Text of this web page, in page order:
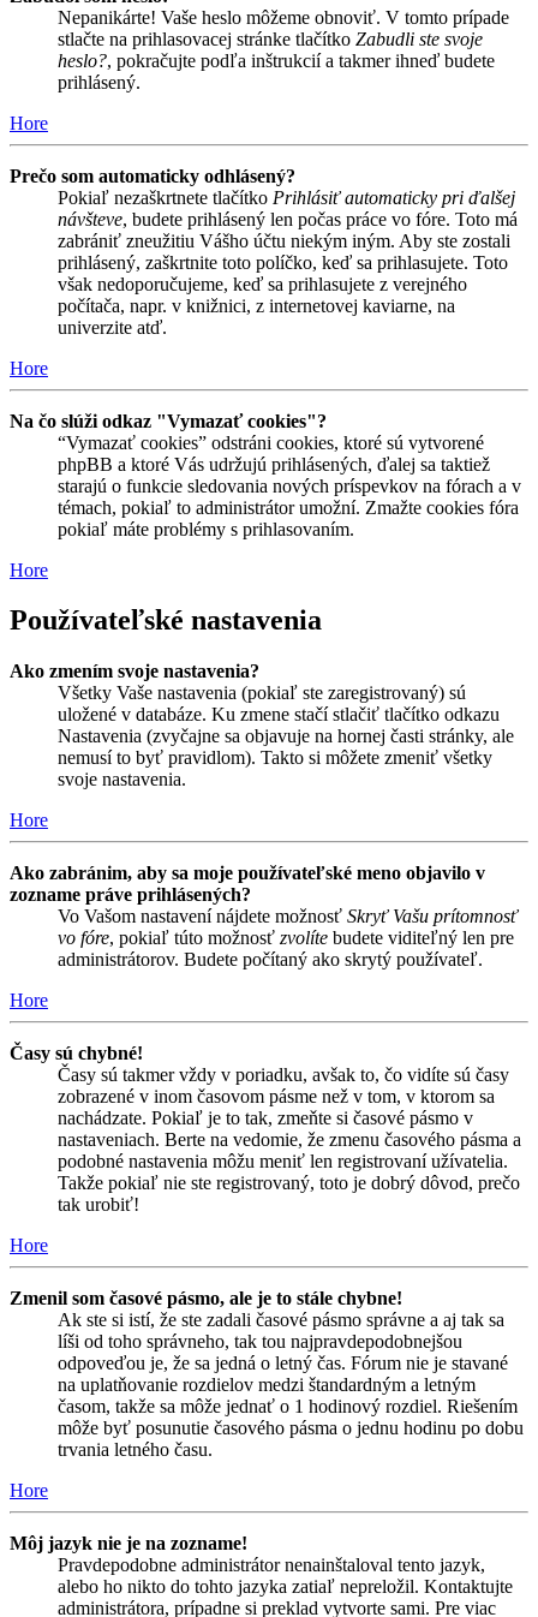
Nepanikárte! Vaše heslo môžeme obnoviť. V tomto prípade
stlačte na prihlasovacej stránke tlačítko Zabudli ste svoje
heslo?, pokračujte podľa inštrukcií a takmer ihneď budete
prihlásený.
Hore
Prečo som automaticky odhlásený?
Pokiaľ nezaškrtnete tlačítko Prihlásiť automaticky pri ďalšej
návšteve, budete prihlásený len počas práce vo fóre. Toto má
zabrániť zneužitiu Vášho účtu niekým iným. Aby ste zostali
prihlásený, zaškrtnite toto políčko, keď sa prihlasujete. Toto
však nedoporučujeme, keď sa prihlasujete z verejného
počítača, napr. v knižnici, z internetovej kaviarne, na
univerzite atď.
Hore
Na čo slúži odkaz "Vymazať cookies"?
“Vymazať cookies” odstráni cookies, ktoré sú vytvorené
phpBB a ktoré Vás udržujú prihlásených, ďalej sa taktiež
starajú o funkcie sledovania nových príspevkov na fórach a v
témach, pokiaľ to administrátor umožní. Zmažte cookies fóra
pokiaľ máte problémy s prihlasovaním.
Hore
Používateľské nastavenia
Ako zmením svoje nastavenia?
Všetky Vaše nastavenia (pokiaľ ste zaregistrovaný) sú
uložené v databáze. Ku zmene stačí stlačiť tlačítko odkazu
Nastavenia (zvyčajne sa objavuje na hornej časti stránky, ale
nemusí to byť pravidlom). Takto si môžete zmeniť všetky
svoje nastavenia.
Hore
Ako zabránim, aby sa moje používateľské meno objavilo v
zozname práve prihlásených?
Vo Vašom nastavení nájdete možnosť Skryť Vašu prítomnosť
vo fóre, pokiaľ túto možnosť zvolíte budete viditeľný len pre
administrátorov. Budete počítaný ako skrytý používateľ.
Hore
Časy sú chybné!
Časy sú takmer vždy v poriadku, avšak to, čo vidíte sú časy
zobrazené v inom časovom pásme než v tom, v ktorom sa
nachádzate. Pokiaľ je to tak, zmeňte si časové pásmo v
nastaveniach. Berte na vedomie, že zmenu časového pásma a
podobné nastavenia môžu meniť len registrovaní užívatelia.
Takže pokiaľ nie ste registrovaný, toto je dobrý dôvod, prečo
tak urobiť!
Hore
Zmenil som časové pásmo, ale je to stále chybne!
Ak ste si istí, že ste zadali časové pásmo správne a aj tak sa
líši od toho správneho, tak tou najpravdepodobnejšou
odpoveďou je, že sa jedná o letný čas. Fórum nie je stavané
na uplatňovanie rozdielov medzi štandardným a letným
časom, takže sa môže jednať o 1 hodinový rozdiel. Riešením
môže byť posunutie časového pásma o jednu hodinu po dobu
trvania letného času.
Hore
Môj jazyk nie je na zozname!
Pravdepodobne administrátor nenainštaloval tento jazyk,
alebo ho nikto do tohto jazyka zatiaľ nepreložil. Kontaktujte
administrátora, prípadne si preklad vytvorte sami. Pre viac